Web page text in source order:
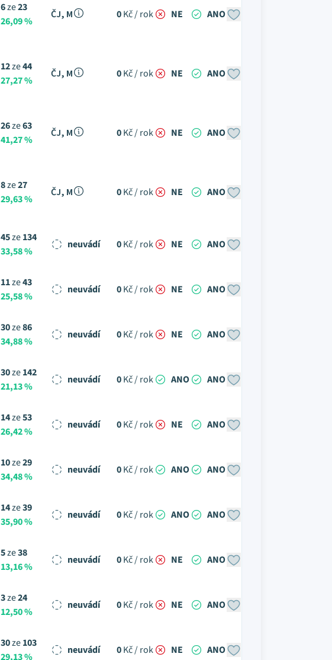
6ze23
26,09 %
ČJ, M 0Kč / rok NE ANO
12ze44
27,27 %
ČJ, M 0Kč / rok NE ANO
26ze63
41,27 %
ČJ, M 0Kč / rok NE ANO
8ze27
29,63 %
ČJ, M 0Kč / rok NE ANO
45ze134
33,58 %
neuvádí 0Kč / rok NE ANO
11ze43
25,58 %
neuvádí 0Kč / rok NE ANO
30ze86
34,88 %
neuvádí 0Kč / rok NE ANO
30ze142
21,13 %
neuvádí 0Kč / rok ANO ANO
14ze53
26,42 %
neuvádí 0Kč / rok NE ANO
10ze29
34,48 %
neuvádí 0Kč / rok ANO ANO
14ze39
35,90 %
neuvádí 0Kč / rok ANO ANO
5ze38
13,16 %
neuvádí 0Kč / rok NE ANO
3ze24
12,50 %
neuvádí 0Kč / rok NE ANO
30ze103
29,13 %
neuvádí 0Kč / rok NE ANO